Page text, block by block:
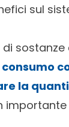
sul
consumo
la
importante